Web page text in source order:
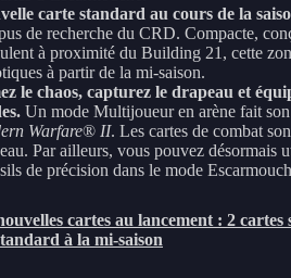
carte standard au cours de la
de recherche du CRD. Compacte,
à proximité du Building 21, cette
à partir de la mi-saison.
le chaos, capturez le drapeau et
Un mode Multijoueur en arène fait
Warfare® II. Les cartes de combat
Par ailleurs, vous pouvez désormais
de précision dans le mode
cartes au lancement : 2
à la mi-saison